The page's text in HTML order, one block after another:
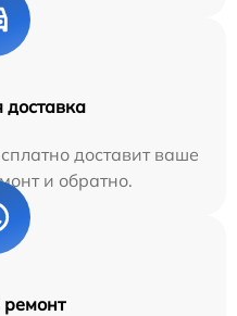
доставка
доставит ваше
и обратно.